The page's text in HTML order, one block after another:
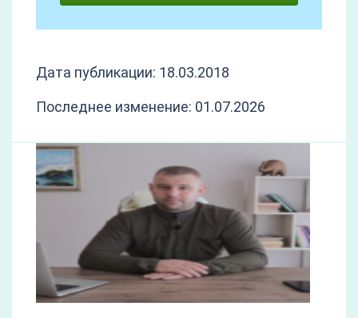
Дата публикации: 18.03.2018
Последнее изменение: 01.07.2026